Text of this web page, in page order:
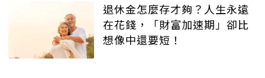
退休金怎麼存才夠？人生永遠
在花錢，「財富加速期」卻比
想像中還要短！